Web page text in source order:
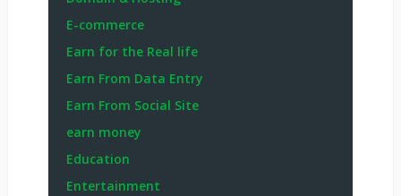
E-commerce
Earn for the Real life
Earn From Data Entry
Earn From Social Site
earn money
Education
Entertainment